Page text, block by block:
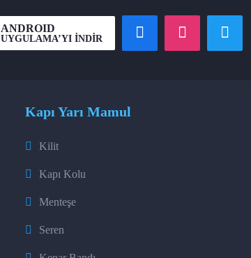
ANDROID
UYGULAMA’YI İNDİR
Kapı Yarı Mamul
Kilit
Kapı Kolu
Menteşe
Seren